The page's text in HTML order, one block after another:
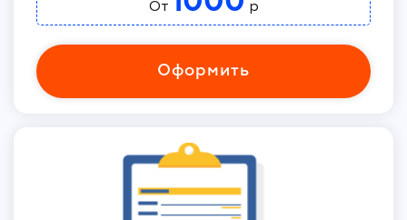
От р
Оформить